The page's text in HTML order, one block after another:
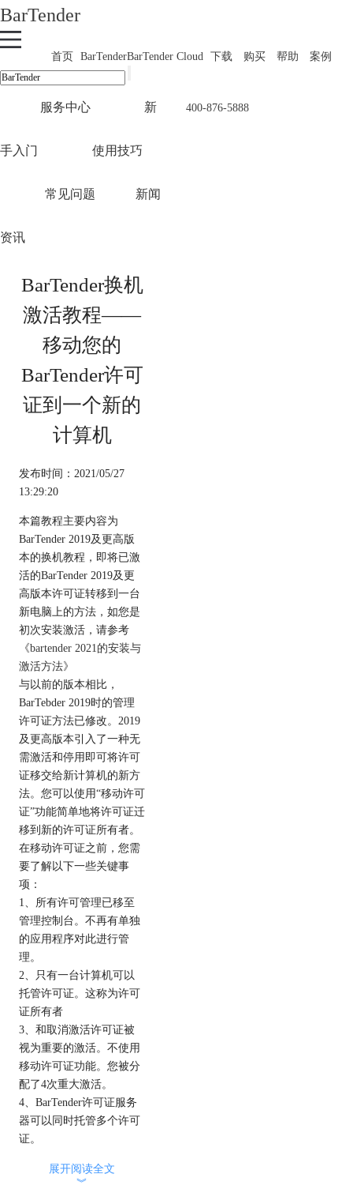
BarTender
首页 BarTenderBarTender Cloud 下载 购买 帮助 案例
400-876-5888
服务中心 新
手入门 使用技巧
常见问题 新闻
资讯
BarTender换机
激活教程——
移动您的
BarTender许可
证到一个新的
计算机
发布时间：2021/05/27
13:29:20
本篇教程主要内容为
BarTender 2019及更高版
本的换机教程，即将已激
活的BarTender 2019及更
高版本许可证转移到一台
新电脑上的方法，如您是
初次安装激活，请参考
《bartender 2021的安装与
激活方法》
与以前的版本相比，
BarTebder 2019时的管理
许可证方法已修改。2019
及更高版本引入了一种无
需激活和停用即可将许可
证移交给新计算机的新方
法。您可以使用“移动许可
证”功能简单地将许可证迁
移到新的许可证所有者。
在移动许可证之前，您需
要了解以下一些关键事
项：
1、所有许可管理已移至
管理控制台。不再有单独
的应用程序对此进行管
理。
2、只有一台计算机可以
托管许可证。这称为许可
证所有者
3、和取消激活许可证被
视为重要的激活。不使用
移动许可证功能。您被分
配了4次重大激活。
4、BarTender许可证服务
器可以同时托管多个许可
证。
到新的许可证服务器或已
展开阅读全文
︾